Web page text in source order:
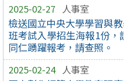
2025-02-27 人事室
檢送國立中央大學學習與
班考試入學招生海報1份，
同仁踴躍報考，請查照。
2025-02-24 人事室